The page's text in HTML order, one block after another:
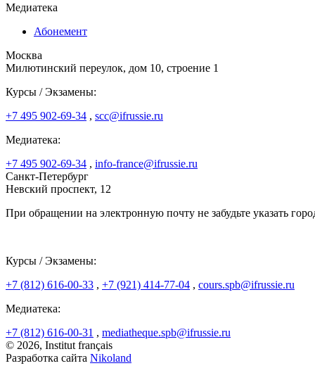
Медиатека
Абонемент
Москва
Милютинский переулок, дом 10, строение 1
Курсы / Экзамены:
+7 495 902-69-34 , scc@ifrussie.ru
Медиатека:
+7 495 902-69-34 , info-france@ifrussie.ru
Санкт-Петербург
Невский проспект, 12
При обращении на электронную почту не забудьте указать
Курсы / Экзамены:
+7 (812) 616-00-33 , +7 (921) 414-77-04 , cours.spb@ifrussie.ru
Медиатека:
+7 (812) 616-00-31 , mediatheque.spb@ifrussie.ru
© 2026, Institut français
Разработка сайта Nikoland